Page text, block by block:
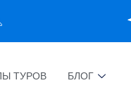
ТУРОВ БЛОГ